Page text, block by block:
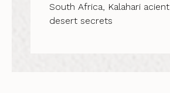
South Africa, Kalahari acient
desert secrets